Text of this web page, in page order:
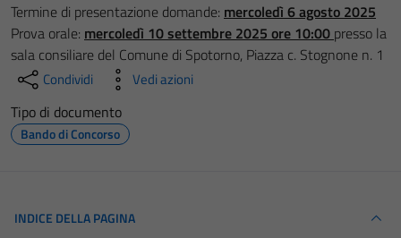
Termine di presentazione domande: mercoledì 6 agosto 2025
Prova orale: mercoledì 10 settembre 2025 ore 10:00 presso la
sala consiliare del Comune di Spotorno, Piazza c. Stognone n. 1
Condividi Vedi azioni
Tipo di documento
Bando di Concorso
INDICE DELLA PAGINA